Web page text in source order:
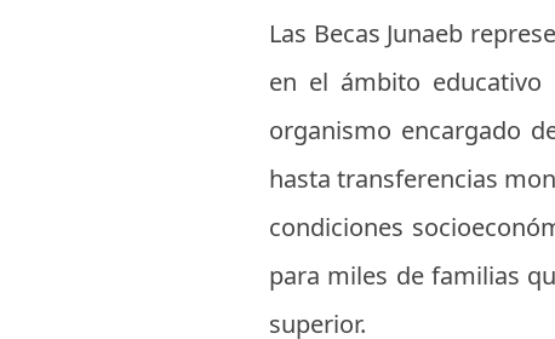
Las Becas Junaeb
en el ámbito educativo
organismo encargado
hasta transferencias
condiciones
para miles de familias
superior.